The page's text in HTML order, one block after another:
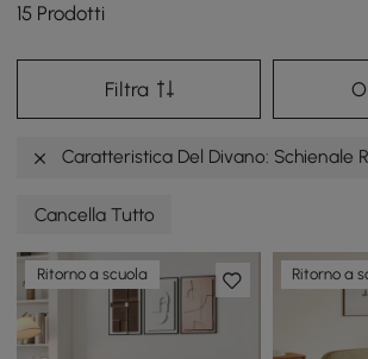
15 Prodotti
Filtra
Caratteristica Del Divano: Schienale
Cancella Tutto
Ritorno a scuola Ritorno a